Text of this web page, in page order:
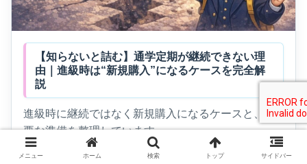
【知らないと詰む】通学定期が継続できない理
由｜進級時は“新規購入”になるケースを完全解
説
進級時に継続ではなく新規購入になるケースと、必
要な準備を整理しています。
メニュー ホーム 検索 トップ サイドバー